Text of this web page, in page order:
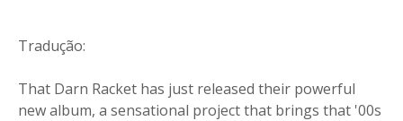
Tradução:
That Darn Racket has just released their powerful
new album, a sensational project that brings that '00s